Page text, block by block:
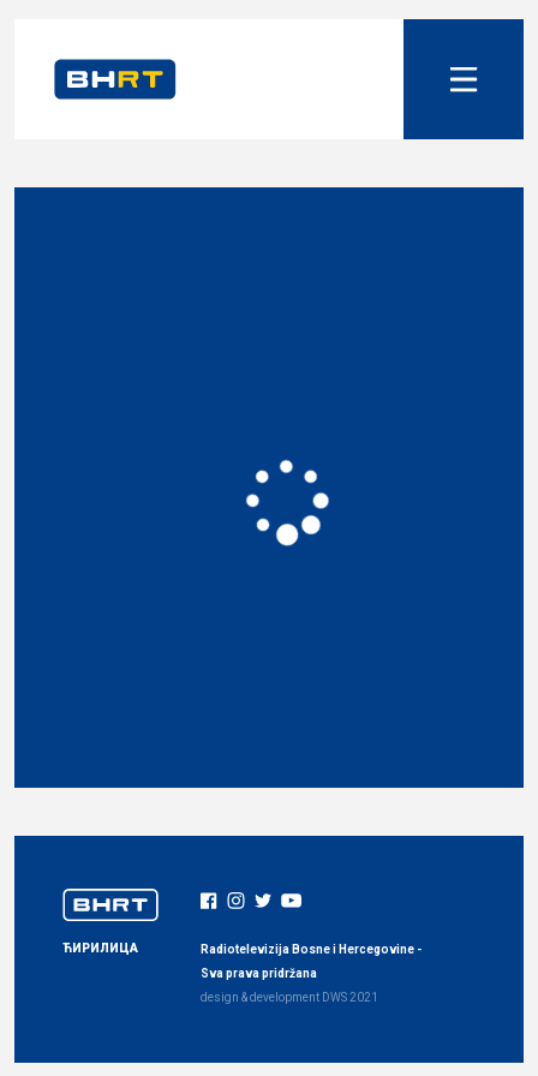
ЋИРИЛИЦА
Radiotelevizija Bosne i Hercegovine -
Sva prava pridržana
design & development DWS2021